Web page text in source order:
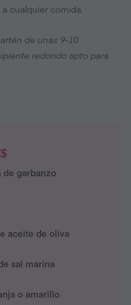
cualquier comida.
de unas 9-10
redondo apto para
de garbanzo
aceite de oliva
sal marina
o amarillo